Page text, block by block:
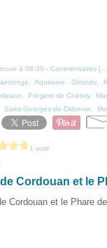
à 08:39 - Commentaires [
Aquitaine Gironde
Prégent de Coëtivy,
Saint-Georges-de-Didonne
1 vote
Cordouan et le